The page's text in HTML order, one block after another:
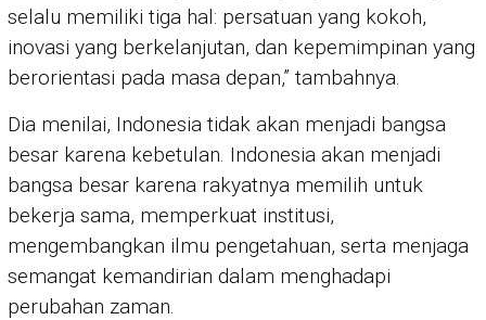
selalu memiliki tiga hal: persatuan yang kokoh,
inovasi yang berkelanjutan, dan kepemimpinan yang
berorientasi pada masa depan,” tambahnya.
Dia menilai, Indonesia tidak akan menjadi bangsa
besar karena kebetulan. Indonesia akan menjadi
bangsa besar karena rakyatnya memilih untuk
bekerja sama, memperkuat institusi,
mengembangkan ilmu pengetahuan, serta menjaga
semangat kemandirian dalam menghadapi
perubahan zaman.